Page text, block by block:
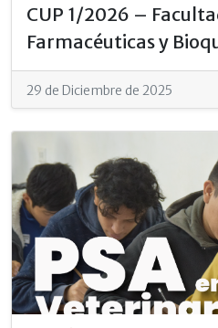
CUP 1/2026 –
Farmacéuticas y
29 de Diciembre de 2025